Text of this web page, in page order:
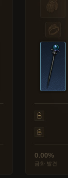
0.00%
금화 발견